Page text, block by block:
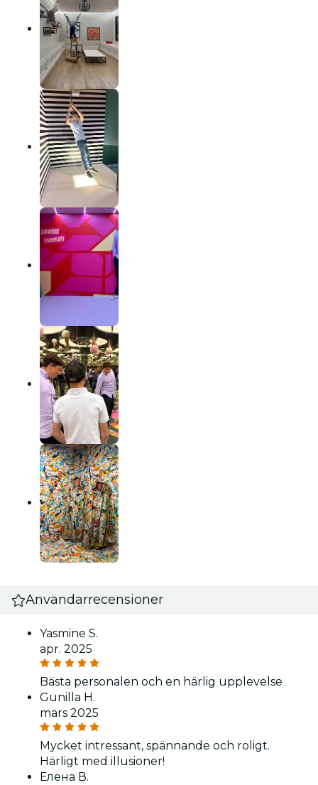
Användarrecensioner
Yasmine S.
apr. 2025
Bästa personalen och en härlig upplevelse
Gunilla H.
mars 2025
Mycket intressant, spännande och roligt.
Härligt med illusioner!
Елена В.